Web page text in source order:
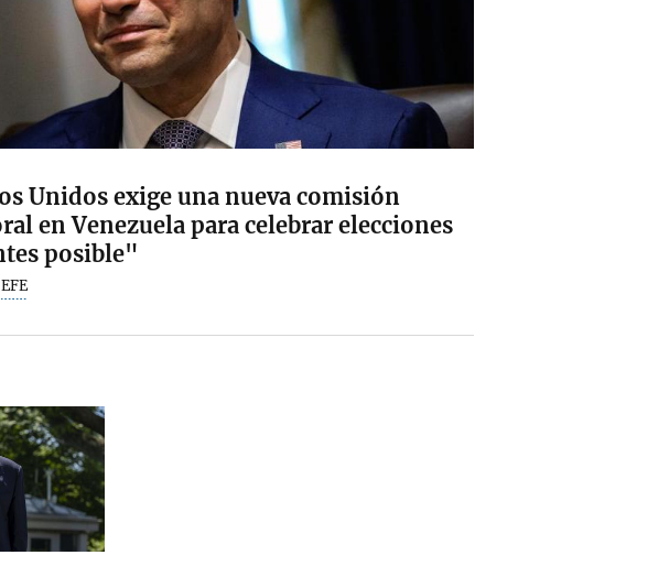
Unidos exige una nueva comisión
en Venezuela para celebrar elecciones
posible"
EFE